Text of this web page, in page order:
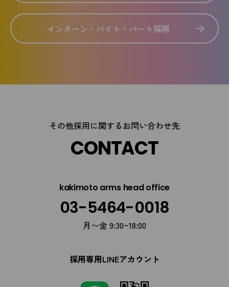
インターン・バイト・パート採用
その他採用に関するお問い合わせ先
CONTACT
kakimoto arms head office
03-5464-0018
月〜金 9:30~18:00
採用専用LINEアカウント